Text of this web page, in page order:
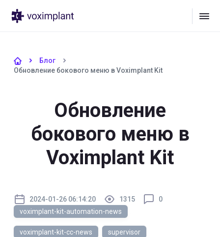
Блог
Обновление бокового меню в Voximplant Kit
Обновление
бокового меню в
Voximplant Kit
2024-01-26 06:14:20 1315
0
voximplant-kit-automation-news
voximplant-kit-cc-news supervisor